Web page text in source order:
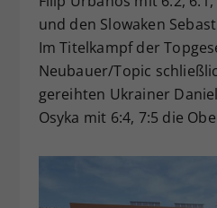
und den Slowaken
Im Titelkampf der
Neubauer/Topic
gereihten Ukrainer
Osyka mit 6:4, 7:5 die